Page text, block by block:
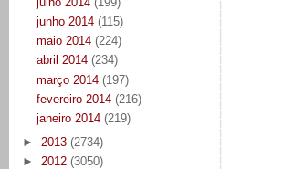
junho 2014 (115)
maio 2014 (224)
abril 2014 (234)
março 2014 (197)
fevereiro 2014 (216)
janeiro 2014 (219)
► 2013 (2734)
► 2012 (3050)